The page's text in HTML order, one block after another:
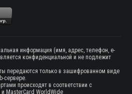
информация (имя, адрес, телефон, e-
конфиденциальной и не подлежит
передаются только в зашифрованном виде
сервере.
происходят в соответствии с
MasterCard WorldWide